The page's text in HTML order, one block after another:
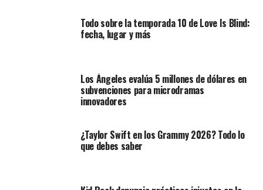
Todo sobre la temporada 10 de Love Is Blind:
fecha, lugar y más
Los Ángeles evalúa 5 millones de dólares en
subvenciones para microdramas
innovadores
¿Taylor Swift en los Grammy 2026? Todo lo
que debes saber